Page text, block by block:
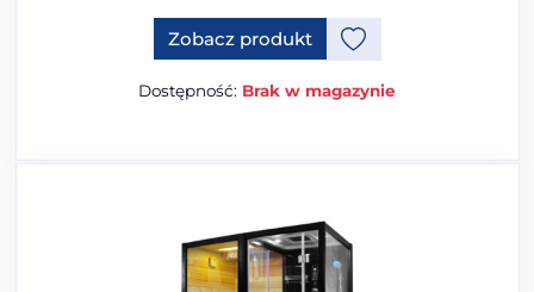
Zobacz produkt
Dostępność: Brak w magazynie